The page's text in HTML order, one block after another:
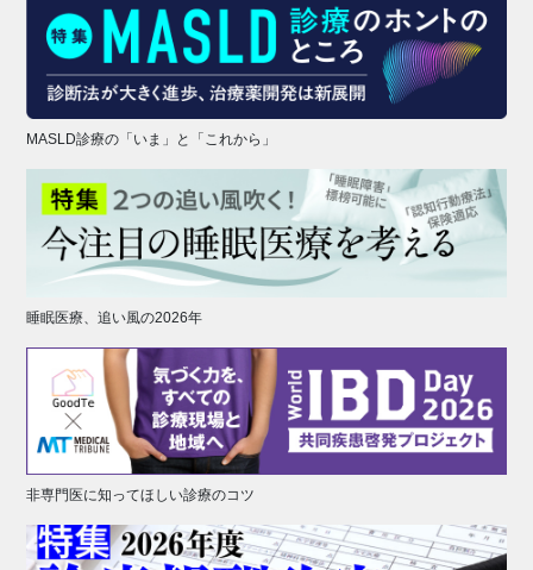
MASLD診療の「いま」と「これから」
睡眠医療、追い風の2026年
非専門医に知ってほしい診療のコツ